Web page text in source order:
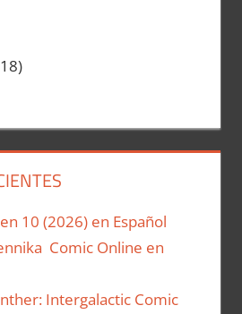
10 (2026) en Español
Comic Online en
Intergalactic Comic